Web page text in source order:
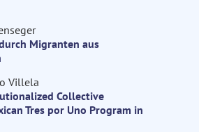
Migranten aus
Villela
Collective
Tres por Uno Program in